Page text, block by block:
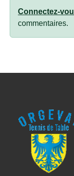
Connectez-
commentaires.